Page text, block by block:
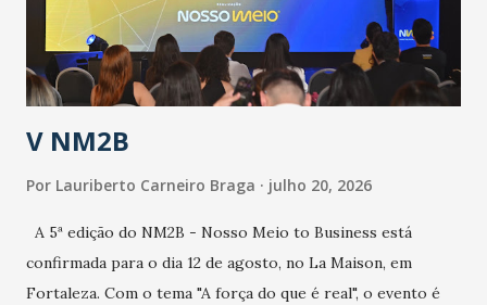
secretário. Segundo ele, é uma epidemia com chance de
contaminação alta, podendo gerar um grande risco à
população e ao sistema de saúde. “Precisamos saber fazer a
estratificação do risco da doença, para não so...
V NM2B
Por Lauriberto Carneiro Braga julho 20, 2026
A 5ª edição do NM2B - Nosso Meio to Business está
confirmada para o dia 12 de agosto, no La Maison, em
Fortaleza. Com o tema "A força do que é real", o evento é